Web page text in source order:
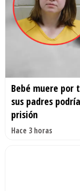
Bebé muere
sus padres
prisión
Hace 3 horas